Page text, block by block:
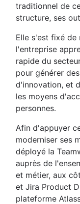
traditionnel de
structure, ses
Elle s'est fixé
l'entreprise
rapide du
pour générer
d'innovation, et
les moyens
personnes.
Afin d'appuyer
moderniser ses
déployé la
auprès de
et métier, aux
et Jira Product
plateforme